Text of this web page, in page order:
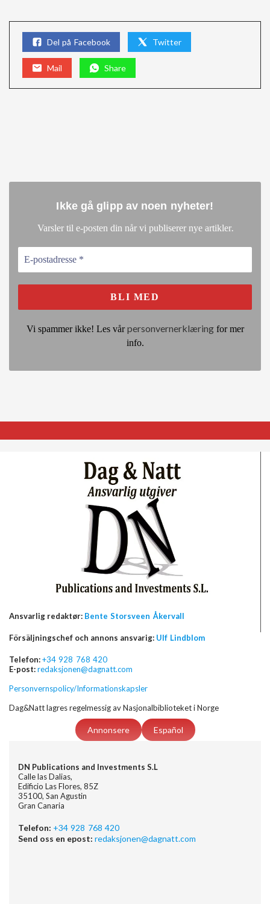
Del på Facebook Twitter
Mail Share
Ikke gå glipp av noen nyheter!
Varsler til e-posten din når vi publiserer nye artikler.
Vi spammer ikke! Les vårpersonvernerklæringfor mer
info.
Ansvarlig redaktør: Bente Storsveen Åkervall
Försäljningschef och annons ansvarig: Ulf Lindblom
Telefon:+34 928 768 420
E-post:redaksjonen@dagnatt.com
Personvernspolicy/Informationskapsler
Dag&Natt lagres regelmessig av Nasjonalbiblioteket i Norge
Annonsere Español
DN Publications and Investments S.L
Calle las Dalias,
Edificio Las Flores, 85Z
35100, San Agustin
Gran Canaria
Telefon: +34 928 768 420
Send oss en epost: redaksjonen@dagnatt.com